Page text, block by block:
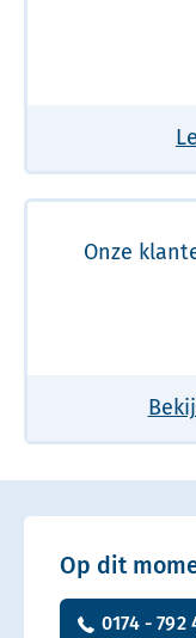
Onze
Op dit
0174 - 792